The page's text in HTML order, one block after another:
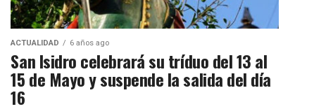
ACTUALIDAD 6 años ago
San Isidro celebrará su tríduo del 13 al
15 de Mayo y suspende la salida del día
16